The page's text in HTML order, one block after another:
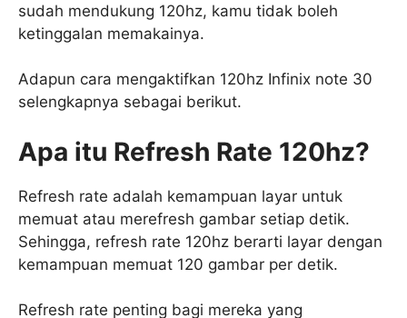
sudah mendukung 120hz, kamu tidak boleh
ketinggalan memakainya.
Adapun cara mengaktifkan 120hz Infinix note 30
selengkapnya sebagai berikut.
Apa itu Refresh Rate 120hz?
Refresh rate adalah kemampuan layar untuk
memuat atau merefresh gambar setiap detik.
Sehingga, refresh rate 120hz berarti layar dengan
kemampuan memuat 120 gambar per detik.
Refresh rate penting bagi mereka yang